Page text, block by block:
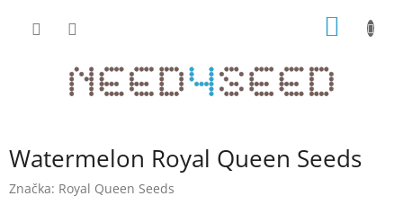
Watermelon Royal Queen Seeds
Značka: Royal Queen Seeds